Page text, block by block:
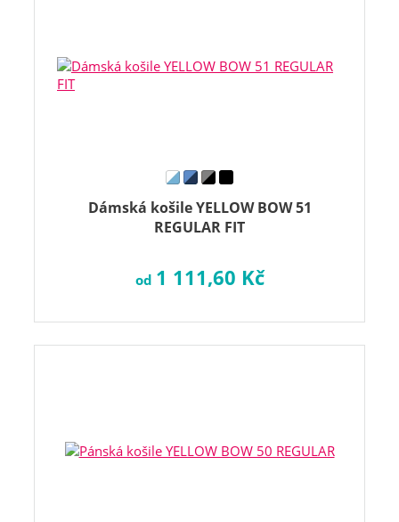
Dámská košile YELLOW BOW 51
REGULAR FIT
od 1 111,60 Kč